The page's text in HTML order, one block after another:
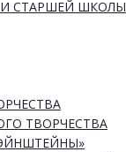
И СТАРШЕЙ ШКОЛЫ
ТВОРЧЕСТВА